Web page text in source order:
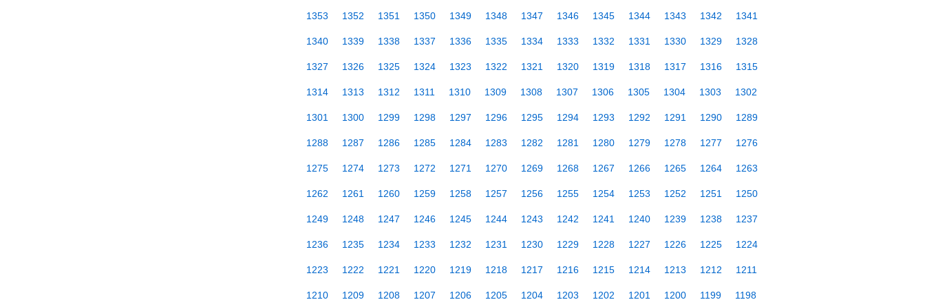
1353 1352 1351 1350 1349 1348 1347 1346 1345 1344 1343 1342 1341
1340 1339 1338 1337 1336 1335 1334 1333 1332 1331 1330 1329 1328
1327 1326 1325 1324 1323 1322 1321 1320 1319 1318 1317 1316 1315
1314 1313 1312 1311 1310 1309 1308 1307 1306 1305 1304 1303 1302
1301 1300 1299 1298 1297 1296 1295 1294 1293 1292 1291 1290 1289
1288 1287 1286 1285 1284 1283 1282 1281 1280 1279 1278 1277 1276
1275 1274 1273 1272 1271 1270 1269 1268 1267 1266 1265 1264 1263
1262 1261 1260 1259 1258 1257 1256 1255 1254 1253 1252 1251 1250
1249 1248 1247 1246 1245 1244 1243 1242 1241 1240 1239 1238 1237
1236 1235 1234 1233 1232 1231 1230 1229 1228 1227 1226 1225 1224
1223 1222 1221 1220 1219 1218 1217 1216 1215 1214 1213 1212 1211
1210 1209 1208 1207 1206 1205 1204 1203 1202 1201 1200 1199 1198